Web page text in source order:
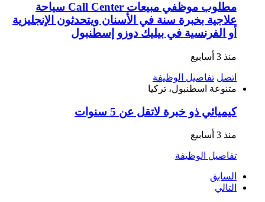
مطلوب موظفي مبيعات Call Center سياحة
علاجية بخبرة سنة في الأسنان ويتحدثون الإنجليزية
أو الفرنسية في بيليك دوزو إسطنبول
منذ 3 أسابيع
اتصل تفاصيل الوظيفة
متنوعة اسطنبول، تركيا
كيميائي ذو خبرة لاتقل عن 5 سنوات
منذ 3 أسابيع
تفاصيل الوظيفة
السابق
التالي